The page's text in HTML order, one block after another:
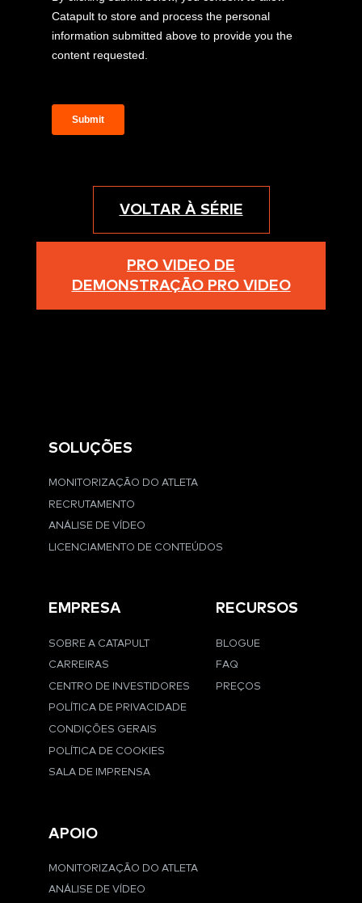
VOLTAR À SÉRIE
PRO VIDEO DE
DEMONSTRAÇÃO PRO VIDEO
SOLUÇÕES
MONITORIZAÇÃO DO ATLETA
RECRUTAMENTO
ANÁLISE DE VÍDEO
LICENCIAMENTO DE CONTEÚDOS
EMPRESA
SOBRE A CATAPULT
CARREIRAS
CENTRO DE INVESTIDORES
POLÍTICA DE PRIVACIDADE
CONDIÇÕES GERAIS
POLÍTICA DE COOKIES
SALA DE IMPRENSA
RECURSOS
BLOGUE
FAQ
PREÇOS
APOIO
MONITORIZAÇÃO DO ATLETA
ANÁLISE DE VÍDEO